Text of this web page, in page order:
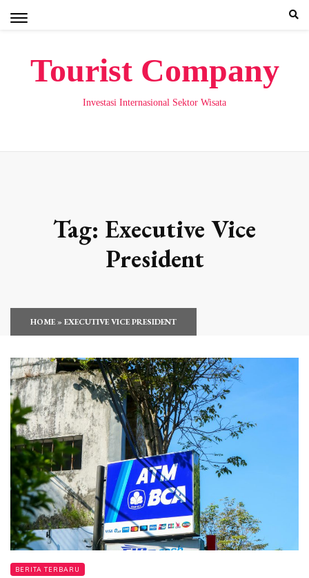
Tourist Company
Investasi Internasional Sektor Wisata
Tag: Executive Vice
President
HOME»EXECUTIVE VICE PRESIDENT
BERITA TERBARU